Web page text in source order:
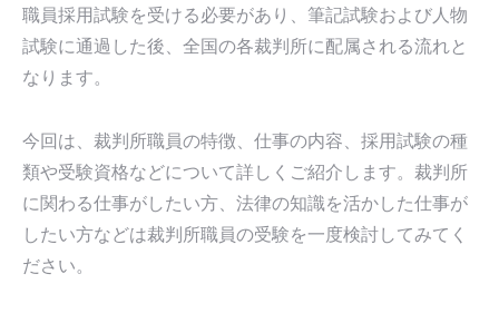
職員採用試験を受ける必要があり、筆記試験および人物
試験に通過した後、全国の各裁判所に配属される流れと
なります。
今回は、裁判所職員の特徴、仕事の内容、採用試験の種
類や受験資格などについて詳しくご紹介します。裁判所
に関わる仕事がしたい方、法律の知識を活かした仕事が
したい方などは裁判所職員の受験を一度検討してみてく
ださい。